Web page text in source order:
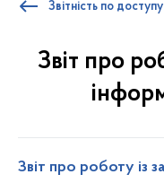
Звітність по
Звіт про
Звіт про роботу із